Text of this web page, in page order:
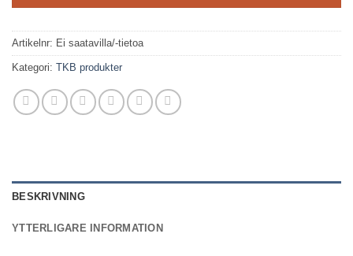
Artikelnr: Ei saatavilla/-tietoa
Kategori: TKB produkter
BESKRIVNING
YTTERLIGARE INFORMATION